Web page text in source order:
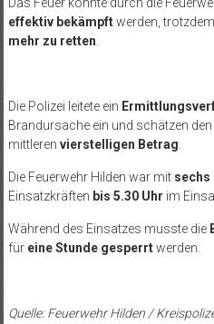
Das Feuer konnte durch die
effektiv bekämpftwerden,
mehr zu retten.
Die Polizei leitete ein
Brandursache ein und schätzen
mittleren vierstelligen Betrag.
Die Feuerwehr Hilden war mit sechs
Einsatzkräften bis 5.30 Uhr im
Während des Einsatzes musste die
für eine Stunde gesperrtwerden.
Quelle: Feuerwehr Hilden /